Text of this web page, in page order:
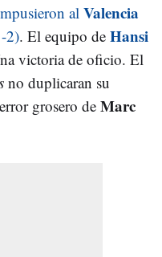
al Valencia
2). El equipo de Hansi
victoria de oficio. El
no duplicaran su
grosero de Marc